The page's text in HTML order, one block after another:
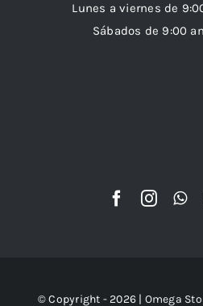
Lunes a viernes de
Sábados de 9:00
© Copyright - 2026 | Omega